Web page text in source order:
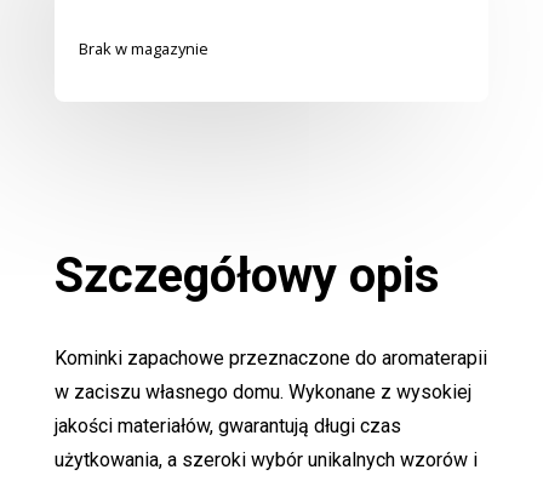
Brak w magazynie
Szczegółowy opis
Kominki zapachowe przeznaczone do aromaterapii
w zaciszu własnego domu. Wykonane z wysokiej
jakości materiałów, gwarantują długi czas
użytkowania, a szeroki wybór unikalnych wzorów i